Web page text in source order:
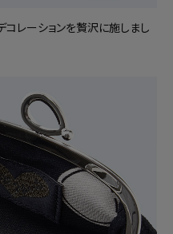
レーションを贅沢に施しまし